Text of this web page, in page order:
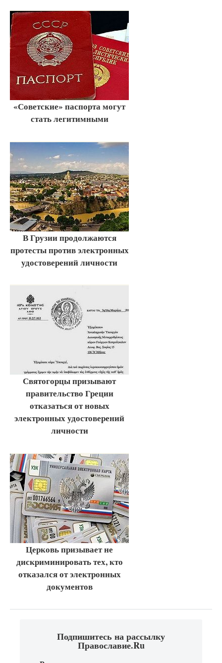
«Советские» паспорта могут
стать легитимными
В Грузии продолжаются
протесты против электронных
удостоверений личности
Святогорцы призывают
правительство Греции
отказаться от новых
электронных удостоверений
личности
Церковь призывает не
дискриминировать тех, кто
отказался от электронных
документов
Подпишитесь на рассылку
Православие.Ru